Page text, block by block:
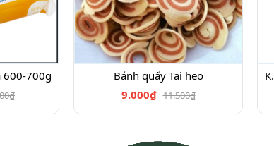
600-700g
Bánh quẩy Tai heo
9.000₫ 11.500₫